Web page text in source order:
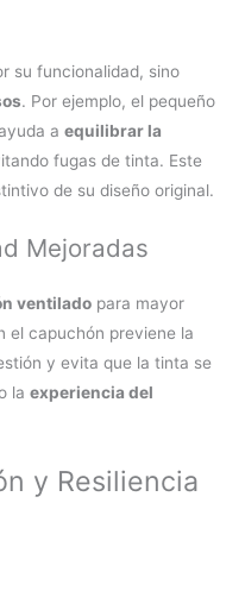
su funcionalidad, sino
. Por ejemplo, el pequeño
aequilibrar la
fugas de tinta. Este
de su diseño original.
Mejoradas
ventilado para mayor
el capuchón previene la
y evita que la tinta se
laexperiencia del
y Resiliencia